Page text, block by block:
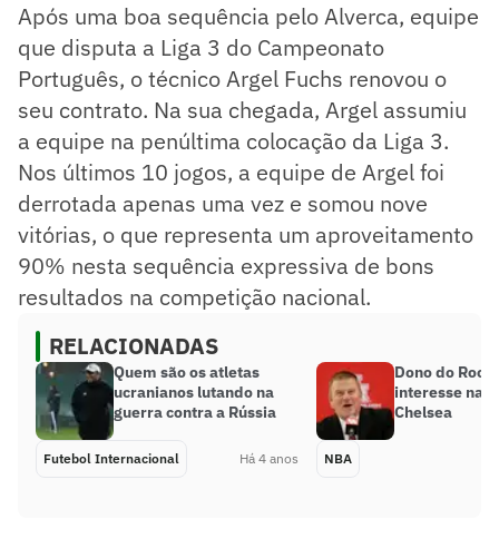
Após uma boa sequência pelo Alverca, equipe
que disputa a Liga 3 do Campeonato
Português, o técnico Argel Fuchs renovou o
seu contrato. Na sua chegada, Argel assumiu
a equipe na penúltima colocação da Liga 3.
Nos últimos 10 jogos, a equipe de Argel foi
derrotada apenas uma vez e somou nove
vitórias, o que representa um aproveitamento
90% nesta sequência expressiva de bons
resultados na competição nacional.
RELACIONADAS
Quem são os atletas
ucranianos lutando na
guerra contra a Rússia
Futebol Internacional Há 4 anos
Dono do
interesse na
Chelsea
NBA